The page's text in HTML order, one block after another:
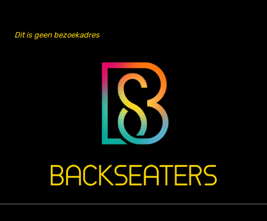
Dit is geen bezoekadres